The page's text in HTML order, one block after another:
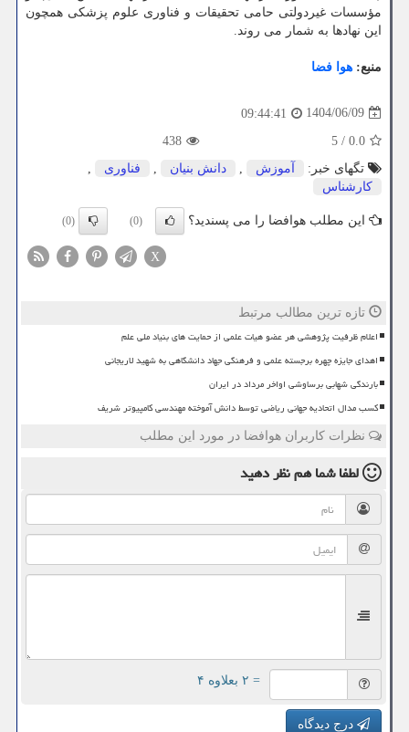
مؤسسات غیردولتی حامی تحقیقات و فناوری علوم پزشکی همچون
این نهادها به شمار می روند.
منبع: هوا فضا
1404/06/09
09:44:41
0.0
/
5
438
تگهای خبر:
آموزش , دانش بنیان , فناوری
,
كارشناس
این مطلب هوافضا را می پسندید؟ (0)
(0)
X
تازه ترین مطالب مرتبط
اعلام ظرفیت پژوهشی هر عضو هیات علمی از حمایت های بنیاد ملی علم
اهدای جایزه چهره برجسته علمی و فرهنگی جهاد دانشگاهی به شهید لاریجانی
بارندگی شهابی برساوشی اواخر مرداد در ایران
کسب مدال اتحادیه جهانی ریاضی توسط دانش آموخته مهندسی کامپیوتر شریف
نظرات کاربران هوافضا در مورد این مطلب
لطفا شما همنظر دهید
= ۲ بعلاوه ۴
درج دیدگاه